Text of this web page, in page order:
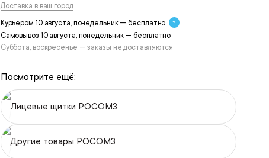
Доставка в ваш город
Курьером 10 августа, понедельник — бесплатно
Самовывоз 10 августа, понедельник — бесплатно
Суббота, воскресенье — заказы не доставляются
Посмотрите ещё:
Лицевые щитки РОСОМЗ
Другие товары РОСОМЗ